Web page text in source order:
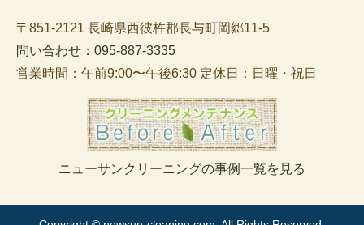
〒851-2121 長崎県西彼杵郡長与町岡郷11-5
問い合わせ：095-887-3335
営業時間：午前9:00〜午後6:30 定休日：日曜・祝日
ニューサンクリーニングの事例一覧を見る